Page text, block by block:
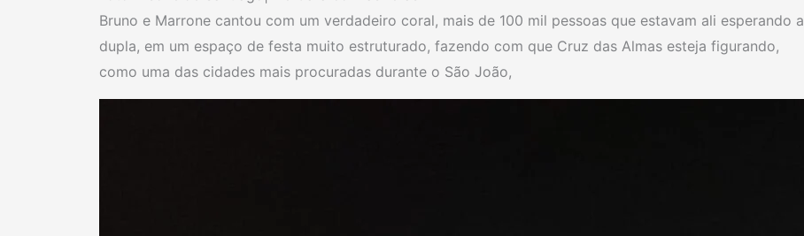
Bruno e Marrone cantou com um verdadeiro coral, mais de 100 mil pessoas que estavam ali esperando a
dupla, em um espaço de festa muito estruturado, fazendo com que Cruz das Almas esteja figurando,
como uma das cidades mais procuradas durante o São João,